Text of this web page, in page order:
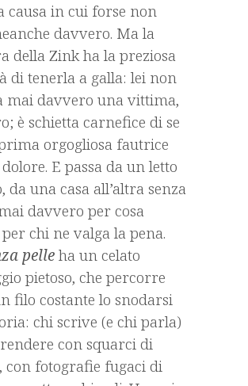
causa in cui forse non
davvero. Ma la
della Zink ha la preziosa
di tenerla a galla: lei non
mai davvero una vittima,
è schietta carnefice di se
orgogliosa fautrice
E passa da un letto
da una casa all’altra senza
davvero per cosa
chi ne valga la pena.
pelleha un celato
pietoso, che percorre
filo costante lo snodarsi
chi scrive (e chi parla)
con squarci di
con fotografie fugaci di